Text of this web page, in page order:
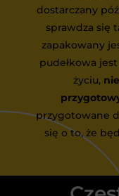
dostarczany
sprawdza się
zapakowany
pudełkowa
życiu,
przygotowane
się o to, że